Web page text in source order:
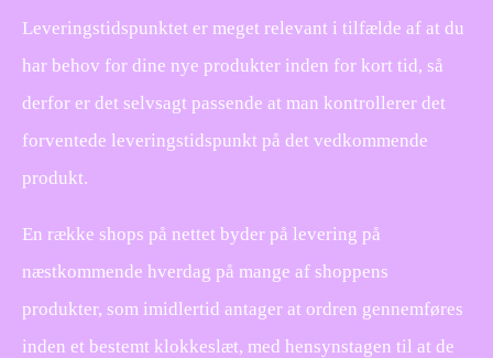
Leveringstidspunktet er meget relevant i tilfælde af at du
har behov for dine nye produkter inden for kort tid, så
derfor er det selvsagt passende at man kontrollerer det
forventede leveringstidspunkt på det vedkommende
produkt.
En række shops på nettet byder på levering på
næstkommende hverdag på mange af shoppens
produkter, som imidlertid antager at ordren gennemføres
inden et bestemt klokkeslæt, med hensynstagen til at de